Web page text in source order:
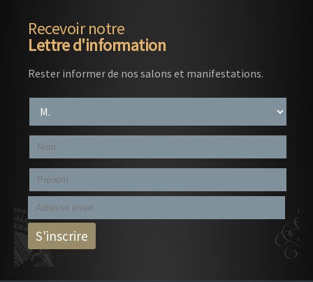
Recevoir notre
Lettre d'information
Rester informer de nos salons et manifestations.